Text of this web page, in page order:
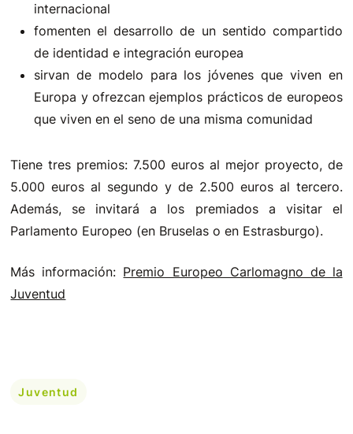
internacional
fomenten el desarrollo de un sentido compartido
de identidad e integración europea
sirvan de modelo para los jóvenes que viven en
Europa y ofrezcan ejemplos prácticos de europeos
que viven en el seno de una misma comunidad
Tiene tres premios: 7.500 euros al mejor proyecto, de
5.000 euros al segundo y de 2.500 euros al tercero.
Además, se invitará a los premiados a visitar el
Parlamento Europeo (en Bruselas o en Estrasburgo).
Más información: Premio Europeo Carlomagno de la
Juventud
Juventud